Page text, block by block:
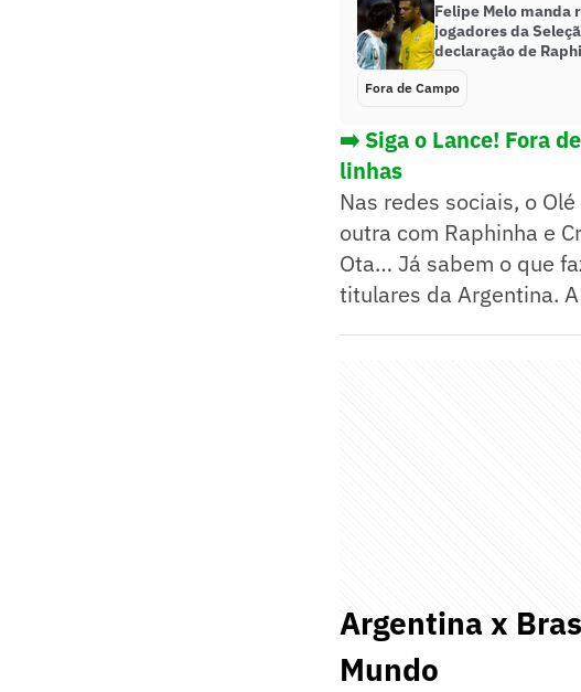
Felipe Melo manda
jogadores da
declaração de
Fora de Campo
➡️ Siga o Lance! Fora
linhas
Nas redes sociais, o
outra com Raphinha e
Ota… Já sabem o que
titulares da Argentina.
Argentina x
Mundo